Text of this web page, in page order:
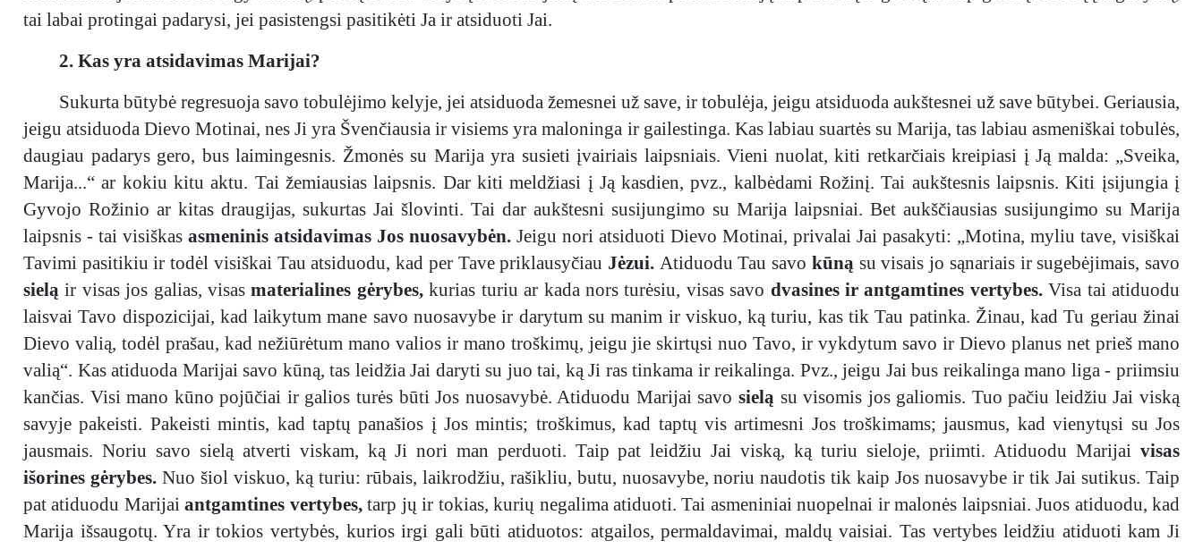
tai labai protingai padarysi, jei pasistengsi pasitikėti Ja ir atsiduoti Jai.
2. Kas yra atsidavimas Marijai?
Sukurta būtybė regresuoja savo tobulėjimo kelyje, jei atsiduoda žemesnei už save, ir tobulėja, jeigu atsiduoda aukštesnei už save būtybei. Geriausia,
jeigu atsiduoda Dievo Motinai, nes Ji yra Švenčiausia ir visiems yra maloninga ir gailestinga. Kas labiau suartės su Marija, tas labiau asmeniškai tobulės,
daugiau padarys gero, bus laimingesnis. Žmonės su Marija yra susieti įvairiais laipsniais. Vieni nuolat, kiti retkarčiais kreipiasi į Ją malda: „Sveika,
Marija...“ ar kokiu kitu aktu. Tai žemiausias laipsnis. Dar kiti meldžiasi į Ją kasdien, pvz., kalbėdami Rožinį. Tai aukštesnis laipsnis. Kiti įsijungia į
Gyvojo Rožinio ar kitas draugijas, sukurtas Jai šlovinti. Tai dar aukštesni susijungimo su Marija laipsniai. Bet aukščiausias susijungimo su Marija
laipsnis - tai visiškas asmeninis atsidavimas Jos nuosavybėn. Jeigu nori atsiduoti Dievo Motinai, privalai Jai pasakyti: „Motina, myliu tave, visiškai
Tavimi pasitikiu ir todėl visiškai Tau atsiduodu, kad per Tave priklausyčiau Jėzui. Atiduodu Tau savo kūną su visais jo sąnariais ir sugebėjimais, savo
sieląir visas jos galias, visasmaterialines gėrybes,kurias turiu ar kada nors turėsiu, visas savo dvasines ir antgamtines vertybes.Visa tai atiduodu
laisvai Tavo dispozicijai, kad laikytum mane savo nuosavybe ir darytum su manim ir viskuo, ką turiu, kas tik Tau patinka. Žinau, kad Tu geriau žinai
Dievo valią, todėl prašau, kad nežiūrėtum mano valios ir mano troškimų, jeigu jie skirtųsi nuo Tavo, ir vykdytum savo ir Dievo planus net prieš mano
valią“. Kas atiduoda Marijai savo kūną, tas leidžia Jai daryti su juo tai, ką Ji ras tinkama ir reikalinga. Pvz., jeigu Jai bus reikalinga mano liga - priimsiu
kančias. Visi mano kūno pojūčiai ir galios turės būti Jos nuosavybė. Atiduodu Marijai savo sielą su visomis jos galiomis. Tuo pačiu leidžiu Jai viską
savyje pakeisti. Pakeisti mintis, kad taptų panašios į Jos mintis; troškimus, kad taptų vis artimesni Jos troškimams; jausmus, kad vienytųsi su Jos
jausmais. Noriu savo sielą atverti viskam, ką Ji nori man perduoti. Taip pat leidžiu Jai viską, ką turiu sieloje, priimti. Atiduodu Marijai visas
išorines gėrybes. Nuo šiol viskuo, ką turiu: rūbais, laikrodžiu, rašikliu, butu, nuosavybe, noriu naudotis tik kaip Jos nuosavybe ir tik Jai sutikus. Taip
pat atiduodu Marijaiantgamtines vertybes,tarp jų ir tokias, kurių negalima atiduoti. Tai asmeniniai nuopelnai ir malonės laipsniai. Juos atiduodu, kad
Marija išsaugotų. Yra ir tokios vertybės, kurios irgi gali būti atiduotos: atgailos, permaldavimai, maldų vaisiai. Tas vertybes leidžiu atiduoti kam Ji